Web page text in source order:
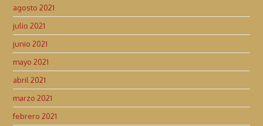
agosto 2021
julio 2021
junio 2021
mayo 2021
abril 2021
marzo 2021
febrero 2021